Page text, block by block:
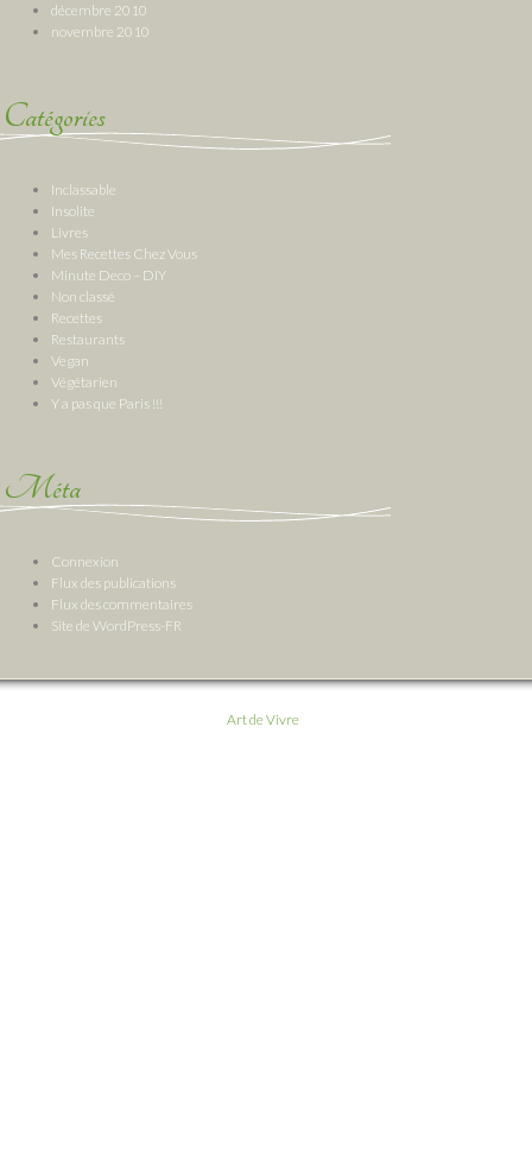
décembre 2010
novembre 2010
Catégories
Inclassable
Insolite
Livres
Mes Recettes Chez Vous
Minute Deco – DIY
Non classé
Recettes
Restaurants
Vegan
Végétarien
Y a pas que Paris !!!
Méta
Connexion
Flux des publications
Flux des commentaires
Site de WordPress-FR
Art de Vivre